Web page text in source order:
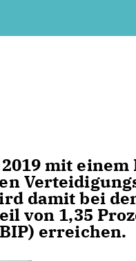
mit
damit bei
von 1,35
erreichen.